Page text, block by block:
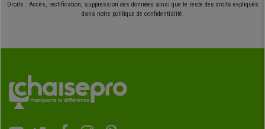
Droits : Accès, rectification, suppression des données ainsi que le reste des droits expliqués
dans notre politique de confidentialité.